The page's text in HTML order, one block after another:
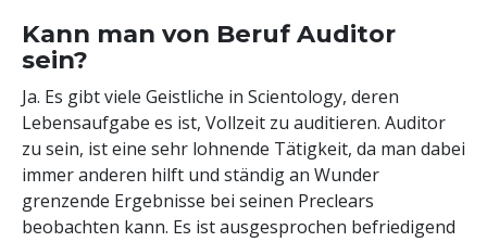
Kann man von Beruf Auditor
sein?
Ja. Es gibt viele Geistliche in Scientology, deren
Lebensaufgabe es ist, Vollzeit zu auditieren. Auditor
zu sein, ist eine sehr lohnende Tätigkeit, da man dabei
immer anderen hilft und ständig an Wunder
grenzende Ergebnisse bei seinen Preclears
beobachten kann. Es ist ausgesprochen befriedigend